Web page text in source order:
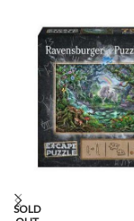
SOLD